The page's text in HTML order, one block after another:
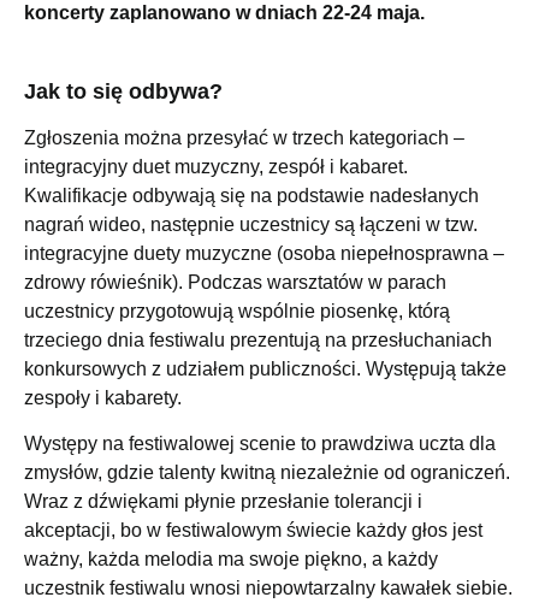
koncerty zaplanowano w dniach 22-24 maja.
Jak to się odbywa?
Zgłoszenia można przesyłać w trzech kategoriach –
integracyjny duet muzyczny, zespół i kabaret.
Kwalifikacje odbywają się na podstawie nadesłanych
nagrań wideo, następnie uczestnicy są łączeni w tzw.
integracyjne duety muzyczne (osoba niepełnosprawna –
zdrowy rówieśnik). Podczas warsztatów w parach
uczestnicy przygotowują wspólnie piosenkę, którą
trzeciego dnia festiwalu prezentują na przesłuchaniach
konkursowych z udziałem publiczności. Występują także
zespoły i kabarety.
Występy na festiwalowej scenie to prawdziwa uczta dla
zmysłów, gdzie talenty kwitną niezależnie od ograniczeń.
Wraz z dźwiękami płynie przesłanie tolerancji i
akceptacji, bo w festiwalowym świecie każdy głos jest
ważny, każda melodia ma swoje piękno, a każdy
uczestnik festiwalu wnosi niepowtarzalny kawałek siebie.